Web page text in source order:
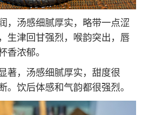
，汤感细腻厚实，略带一点涩
生津回甘强烈，喉韵突出，唇
香浓郁。
著，汤感细腻厚实，甜度很
。饮后体感和气韵都很强烈。